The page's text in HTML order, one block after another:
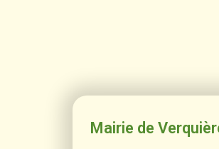
Mairie de